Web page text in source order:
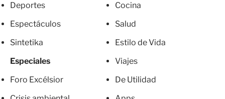
Deportes
Espectáculos
Sintetika
Especiales
Foro Excélsior
Cocina
Salud
Estilo de Vida
Viajes
De Utilidad